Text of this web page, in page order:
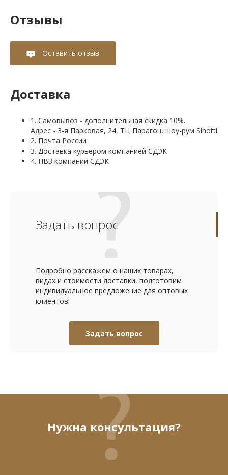
Отзывы
Оставить отзыв
Доставка
1. Самовывоз - дополнительная скидка 10%.
Адрес - 3-я Парковая, 24, ТЦ Парагон, шоу-рум Sinotti
2. Почта России
3. Доставка курьером компанией СДЭК
4. ПВЗ компании СДЭК
Задать вопрос
Подробно расскажем о наших товарах,
видах и стоимости доставки, подготовим
индивидуальное предложение для оптовых
клиентов!
Задать вопрос
Нужна консультация?